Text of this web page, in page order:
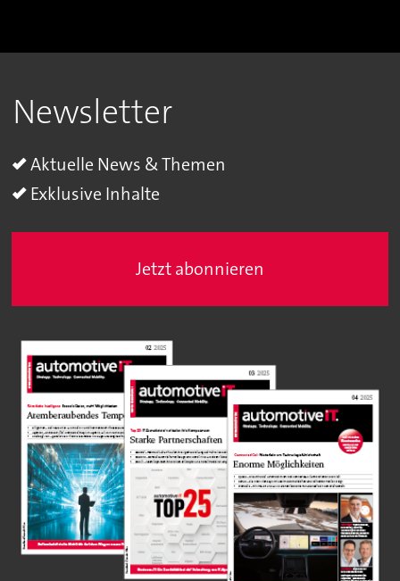
Newsletter
Aktuelle News & Themen
Exklusive Inhalte
Jetzt abonnieren